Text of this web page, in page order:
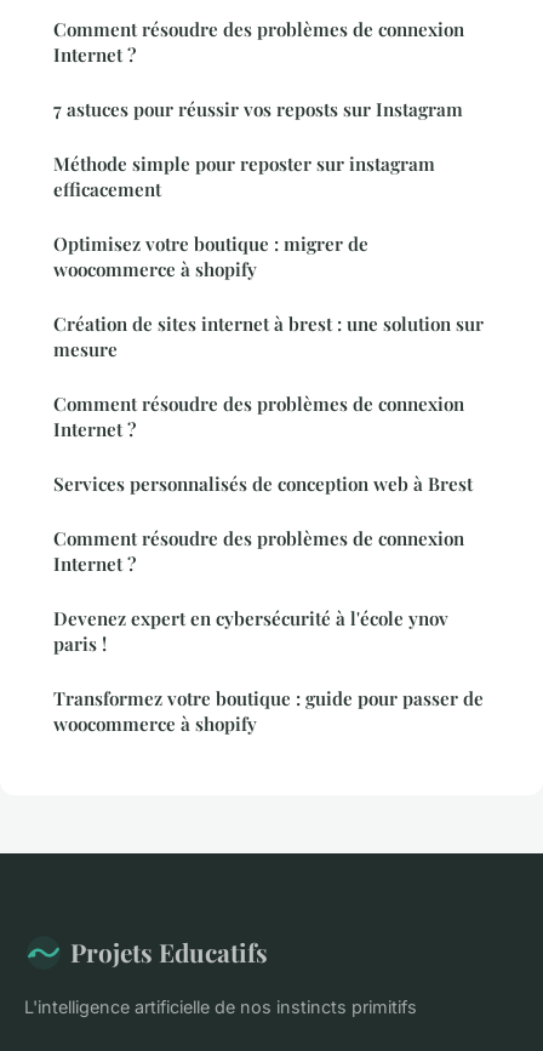
Comment résoudre des problèmes de connexion
Internet ?
7 astuces pour réussir vos reposts sur Instagram
Méthode simple pour reposter sur instagram
efficacement
Optimisez votre boutique : migrer de
woocommerce à shopify
Création de sites internet à brest : une solution sur
mesure
Comment résoudre des problèmes de connexion
Internet ?
Services personnalisés de conception web à Brest
Comment résoudre des problèmes de connexion
Internet ?
Devenez expert en cybersécurité à l'école ynov
paris !
Transformez votre boutique : guide pour passer de
woocommerce à shopify
Projets Educatifs
L'intelligence artificielle de nos instincts primitifs